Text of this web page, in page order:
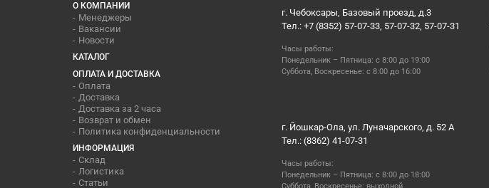
О КОМПАНИИ
Менеджеры
Вакансии
Новости
КАТАЛОГ
ОПЛАТА И ДОСТАВКА
Оплата
Доставка
Доставка за 2 часа
Возврат и обмен
Политика конфиденциальности
ИНФОРМАЦИЯ
Склад
Логистика
Статьи
г. Чебоксары, Базовый проезд, д.3
Тел.: +7 (8352) 57-07-33, 57-07-32, 57-07-31
Часы работы:
Понедельник – Пятница: с 8:00 до 19:00
Суббота, Воскресенье: с 8:00 до 16:00
г. Йошкар-Ола, ул. Луначарского, д. 52 А
Тел.: (8362) 41-07-31
Часы работы:
Понедельник – Пятница: с 8:00 до 18:00